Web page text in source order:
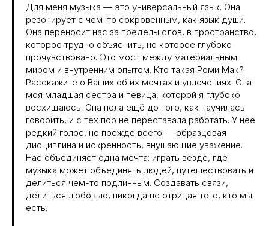
Для меня музыка — это универсальный язык. Она
резонирует с чем-то сокровенным, как язык души.
Она переносит нас за пределы слов, в пространство,
которое трудно объяснить, но которое глубоко
прочувствовано. Это мост между материальным
миром и внутренним опытом. Кто такая Роми Мак?
Расскажите о Ваших об их мечтах и увлечениях. Она
моя младшая сестра и певица, которой я глубоко
восхищаюсь. Она пела ещё до того, как научилась
говорить, и с тех пор не переставала работать. У неё
редкий голос, но прежде всего — образцовая
дисциплина и искренность, внушающие уважение.
Нас объединяет одна мечта: играть везде, где
музыка может объединять людей, путешествовать и
делиться чем-то подлинным. Создавать связи,
делиться любовью, никогда не отрицая того, кто мы
есть.